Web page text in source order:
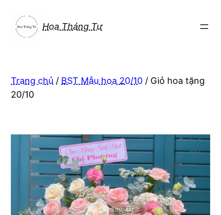
phần
Hoa Tháng Tư
Trang chủ / BST Mẫu hoa 20/10 / Giỏ hoa tặng
20/10